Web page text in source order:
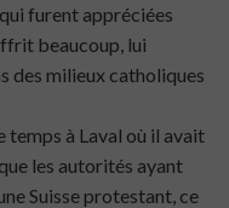
furent appréciées
beaucoup, lui
des milieux catholiques
temps à Laval où il avait
les autorités ayant
Suisse protestant, ce